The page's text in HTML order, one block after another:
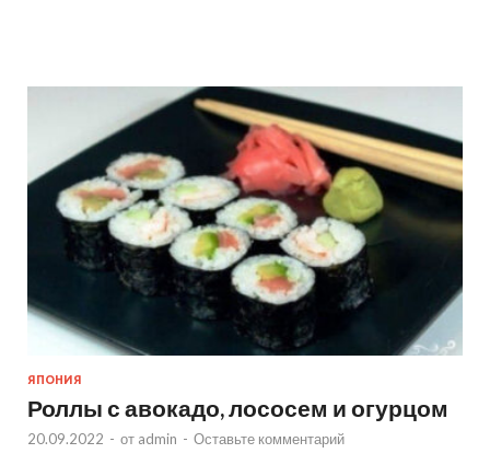
ЯПОНИЯ
Роллы с авокадо, лососем и огурцом
20.09.2022 - от admin - Оставьте комментарий